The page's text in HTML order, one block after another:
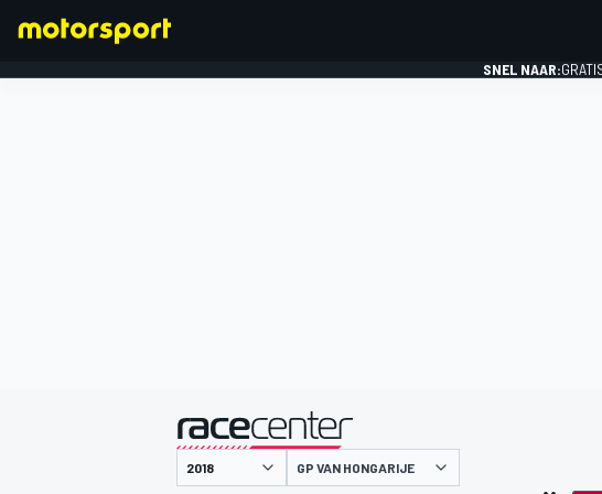
SNEL NAAR:
gepresenteerd door
GP VAN HONGARIJE